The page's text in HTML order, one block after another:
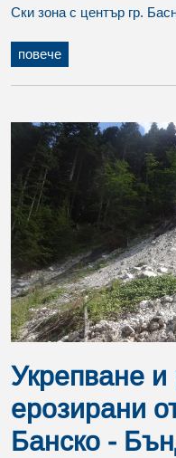
Ски зона с център гр.
повече
Укрепване и
ерозирани
Банско -